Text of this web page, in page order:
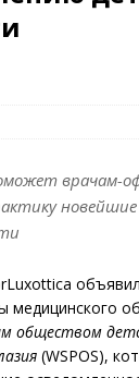
врачам-
медицинского
обществом
(WSPOS),